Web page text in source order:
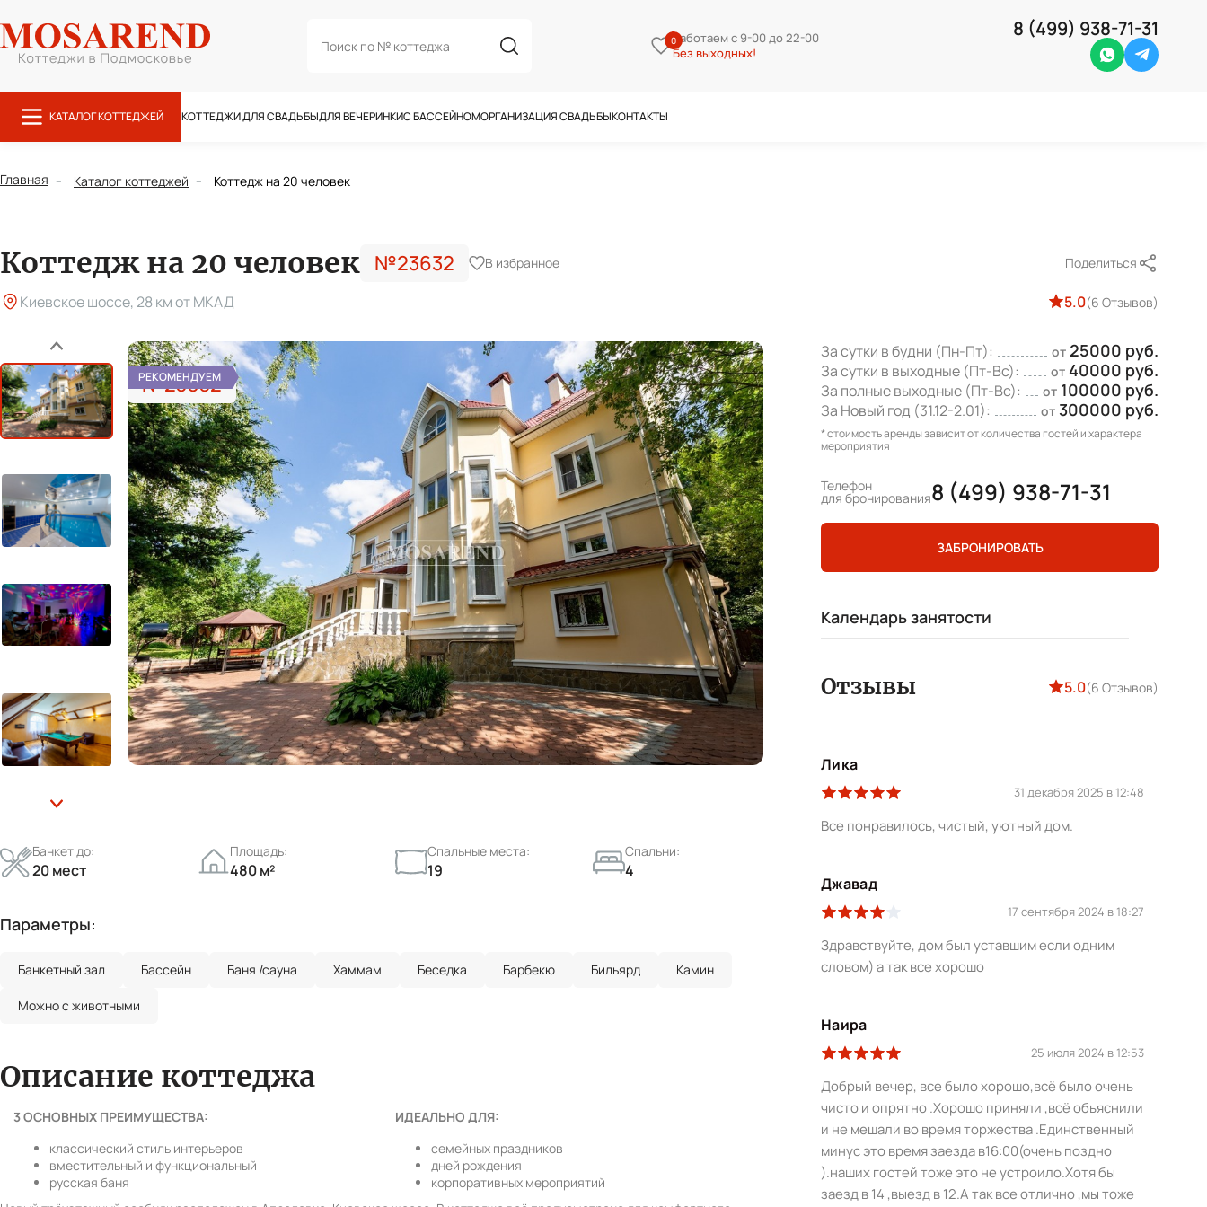
Поиск
0
0Работаем с 9-00 до 22-00
Без выходных!
8 (499) 938-71-31
Whatsapp
КАТАЛОГ КОТТЕДЖЕЙ КОТТЕДЖИ ДЛЯ СВАДЬБЫДЛЯ ВЕЧЕРИНКИC БАССЕЙНОМОРГАНИЗАЦИЯ СВАДЬБЫКОНТАКТЫ
Главная Каталог коттеджей Коттедж на 20 человек
Коттедж на 20 человек №23632 В избранное Поделиться
Киевское шоссе, 28 км от МКАД 5.0(6 Отзывов)
№23632
РЕКОМЕНДУЕМ
Назад
Банкет до:
20 мест
Площадь:
480 м²
Спальные места:
19
Спальни:
4
Параметры:
Банкетный зал Бассейн Баня /сауна Хаммам Беседка Барбекю Бильярд Камин
Можно с животными
Описание коттеджа
3 ОСНОВНЫХ ПРЕИМУЩЕСТВА:
классический стиль интерьеров
вместительный и функциональный
русская баня
ИДЕАЛЬНО ДЛЯ:
семейных праздников
дней рождения
корпоративных мероприятий
За сутки в будни (Пн-Пт): от 25000 руб.
За сутки в выходные (Пт-Вс): от 40000 руб.
За полные выходные (Пт-Вс): от 100000 руб.
За Новый год (31.12-2.01): от 300000 руб.
* стоимость аренды зависит от количества гостей и характера
мероприятия
Телефон
для бронирования8 (499) 938-71-31
ЗАБРОНИРОВАТЬ
Календарь занятости
Отзывы 5.0(6 Отзывов)
Лика
31 декабря 2025 в 12:48
Все понравилось, чистый, уютный дом.
Джавад
17 сентября 2024 в 18:27
Здравствуйте, дом был уставшим если одним
словом) а так все хорошо
Наира
25 июля 2024 в 12:53
Добрый вечер, все было хорошо,всё было очень
чисто и опрятно .Хорошо приняли ,всё обьяснили
и не мешали во время торжества .Единственный
минус это время заезда в16:00(очень поздно
).наших гостей тоже это не устроило.Хотя бы
заезд в 14 ,выезд в 12.А так все отлично ,мы тоже